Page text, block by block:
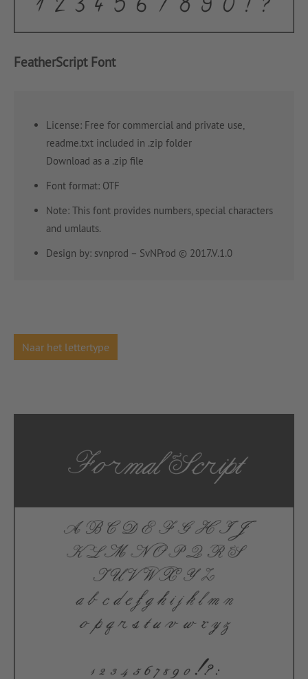
FeatherScript Font
License: Free for commercial and private use,
readme.txt included in .zip folder
Download as a .zip file
Font format: OTF
Note: This font provides numbers, special characters
and umlauts.
Design by: svnprod – SvNProd © 2017.V.1.0
Naar het lettertype